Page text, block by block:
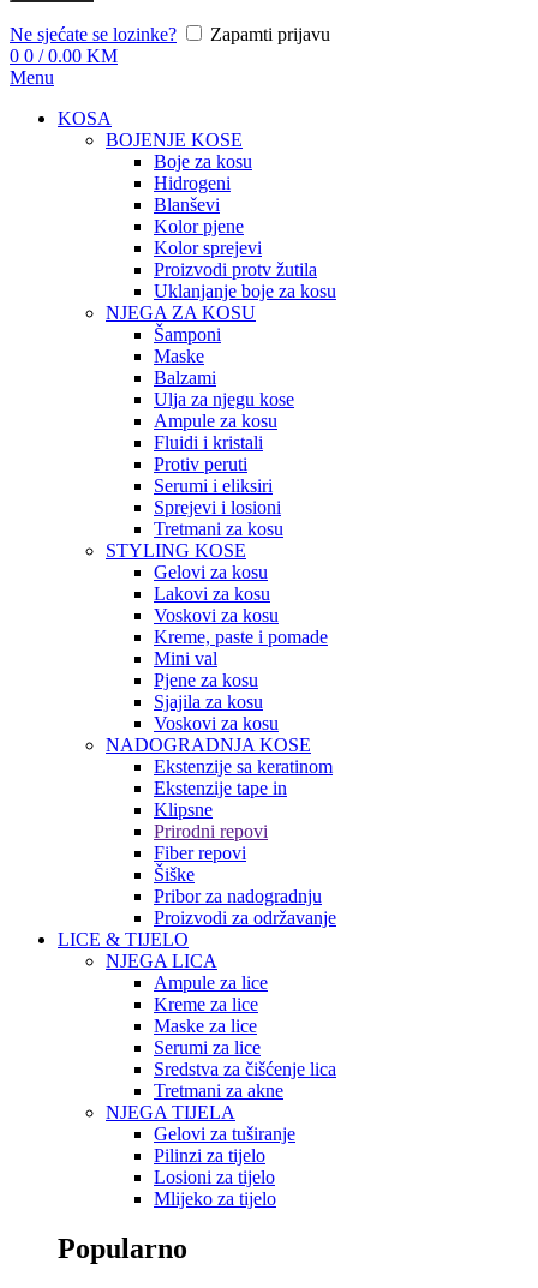
Ne sjećate se lozinke?
Zapamti prijavu
0 0 / 0.00 KM
Menu
KOSA
BOJENJE KOSE
Boje za kosu
Hidrogeni
Blanševi
Kolor pjene
Kolor sprejevi
Proizvodi protv žutila
Uklanjanje boje za kosu
NJEGA ZA KOSU
Šamponi
Maske
Balzami
Ulja za njegu kose
Ampule za kosu
Fluidi i kristali
Protiv peruti
Serumi i eliksiri
Sprejevi i losioni
Tretmani za kosu
STYLING KOSE
Gelovi za kosu
Lakovi za kosu
Voskovi za kosu
Kreme, paste i pomade
Mini val
Pjene za kosu
Sjajila za kosu
Voskovi za kosu
NADOGRADNJA KOSE
Ekstenzije sa keratinom
Ekstenzije tape in
Klipsne
Prirodni repovi
Fiber repovi
Šiške
Pribor za nadogradnju
Proizvodi za održavanje
LICE & TIJELO
NJEGA LICA
Ampule za lice
Kreme za lice
Maske za lice
Serumi za lice
Sredstva za čišćenje lica
Tretmani za akne
NJEGA TIJELA
Gelovi za tuširanje
Pilinzi za tijelo
Losioni za tijelo
Mlijeko za tijelo
Popularno